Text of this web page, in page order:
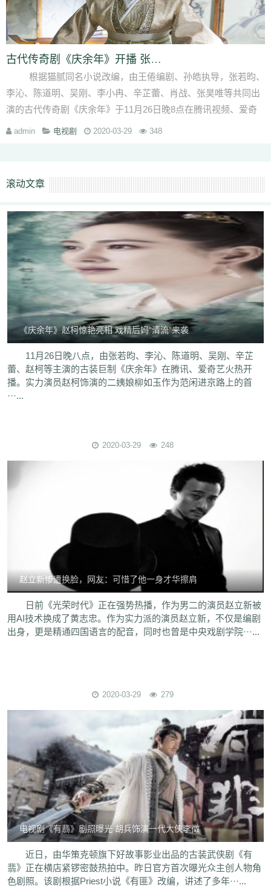
古代传奇剧《庆余年》开播 张昊唯古装造型深受
根据猫腻同名小说改编，由王倦编剧、孙皓执导，张若昀、
李沁、陈道明、吴刚、李小冉、辛芷蕾、肖战、张昊唯等共同出
演的古代传奇剧《庆余年》于11月26日晚8点在腾讯视频、爱奇
···
admin 电视剧 2020-03-29 348
滚动文章
《庆余年》赵柯惊艳亮相 戏精后妈“清流”来袭
11月26日晚八点，由张若昀、李沁、陈道明、吴刚、辛芷
蕾、赵柯等主演的古装巨制《庆余年》在腾讯、爱奇艺火热开
播。实力演员赵柯饰演的二姨娘柳如玉作为范闲进京路上的首
···...
2020-03-29 248
赵立新惨遭换脸，网友：可惜了他一身才华擦肩
日前《光荣时代》正在强势热播，作为男二的演员赵立新被
用AI技术换成了黄志忠。作为实力派的演员赵立新，不仅是编剧
出身，更是精通四国语言的配音，同时也曾是中央戏剧学院···...
2020-03-29 279
电视剧《有翡》剧照曝光 胡兵饰演一代大侠李徵
近日，由华策克顿旗下好故事影业出品的古装武侠剧《有
翡》正在横店紧锣密鼓热拍中。昨日官方首次曝光众主创人物角
色剧照。该剧根据Priest小说《有匪》改编，讲述了多年···...